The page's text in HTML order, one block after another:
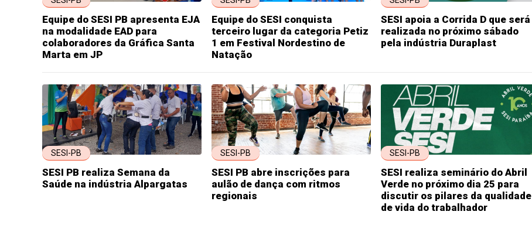
Equipe do SESI PB apresenta EJA
na modalidade EAD para
colaboradores da Gráfica Santa
Marta em JP
Equipe do SESI conquista
terceiro lugar da categoria Petiz
1 em Festival Nordestino de
Natação
SESI apoia a Corrida D que será
realizada no próximo sábado
pela indústria Duraplast
SESI-PB
SESI PB realiza Semana da
Saúde na indústria Alpargatas
SESI-PB
SESI PB abre inscrições para
aulão de dança com ritmos
regionais
SESI-PB
SESI realiza seminário do Abril
Verde no próximo dia 25 para
discutir os pilares da qualidade
de vida do trabalhador